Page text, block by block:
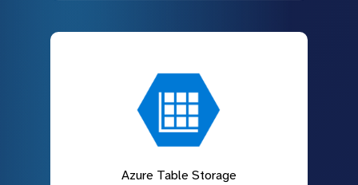
Azure Table Storage